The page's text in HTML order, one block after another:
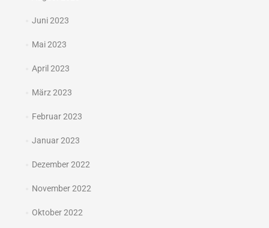
Juni 2023
Mai 2023
April 2023
März 2023
Februar 2023
Januar 2023
Dezember 2022
November 2022
Oktober 2022